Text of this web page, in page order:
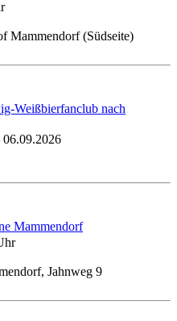
Mammendorf (Südseite)
Weißbierfanclub nach
06.09.2026
Mammendorf
Jahnweg 9